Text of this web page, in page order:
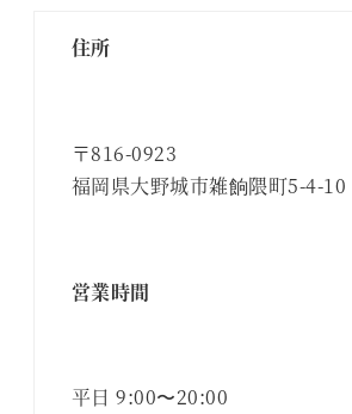
住所
〒816-0923
福岡県大野城市雑餉隈町5-4-10
営業時間
平日 9:00〜20:00